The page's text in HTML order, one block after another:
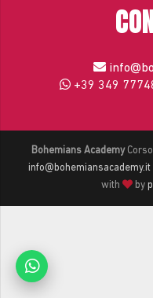
+39 349
Bohemians Academy
info@bohemiansacademy.it
with
by